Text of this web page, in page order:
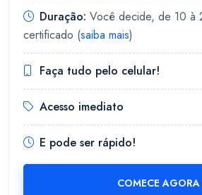
Duração: Você decide, de 10 à
certificado (saiba mais)
Faça tudo pelo celular!
Acesso imediato
E pode ser rápido!
COMECE AGORA